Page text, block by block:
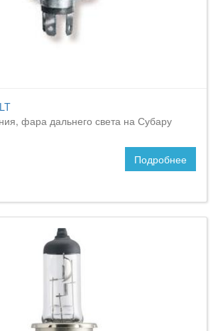
фара дальнего света на Субару
Подробнее